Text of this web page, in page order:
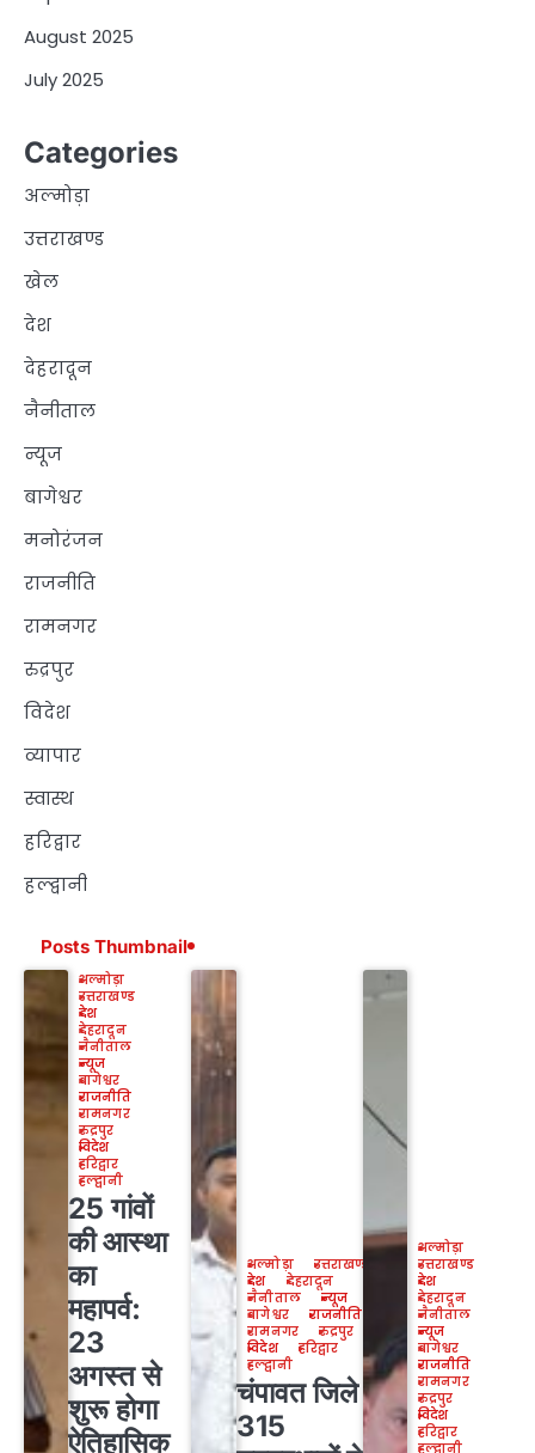
August 2025
July 2025
Categories
अल्मोड़ा
उत्तराखण्ड
खेल
देश
देहरादून
नैनीताल
न्यूज
बागेश्वर
मनोरंजन
राजनीति
रामनगर
रुद्रपुर
विदेश
व्यापार
स्वास्थ
हरिद्वार
हल्द्वानी
Posts Thumbnail
अल्मोड़ा
उत्तराखण्ड
देश
देहरादून
नैनीताल
न्यूज
बागेश्वर
राजनीति
रामनगर
रुद्रपुर
विदेश
हरिद्वार
हल्द्वानी
25 गांवों
की आस्था
का
महापर्व:
23
अगस्त से
शुरू होगा
ऐतिहासिक
अल्मोड़ा
उत्तराखण्ड
देश
देहरादून
नैनीताल
न्यूज
बागेश्वर
राजनीति
रामनगर
रुद्रपुर
विदेश
हरिद्वार
हल्द्वानी
चंपावत जिले के
315
अल्मोड़ा
उत्तराखण्ड
देश
देहरादून
नैनीताल
न्यूज
बागेश्वर
राजनीति
रामनगर
रुद्रपुर
विदेश
हरिद्वार
हल्द्वानी